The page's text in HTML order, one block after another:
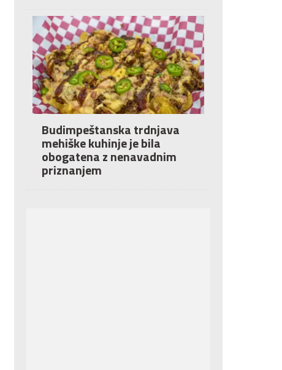
Budimpeštanska trdnjava
mehiške kuhinje je bila
obogatena z nenavadnim
priznanjem